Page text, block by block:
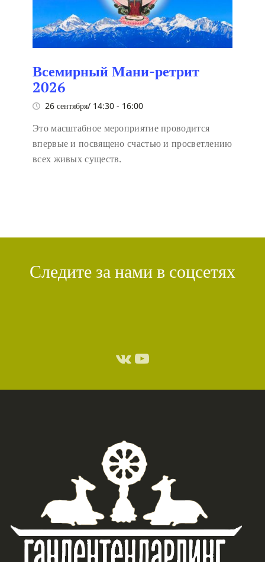
Всемирный Мани-ретрит
2026
26 сентября/ 14:30 - 16:00
Это масштабное мероприятие проводится
впервые и посвящено счастью и просветлению
всех живых существ.
Следите за нами в соцсетях